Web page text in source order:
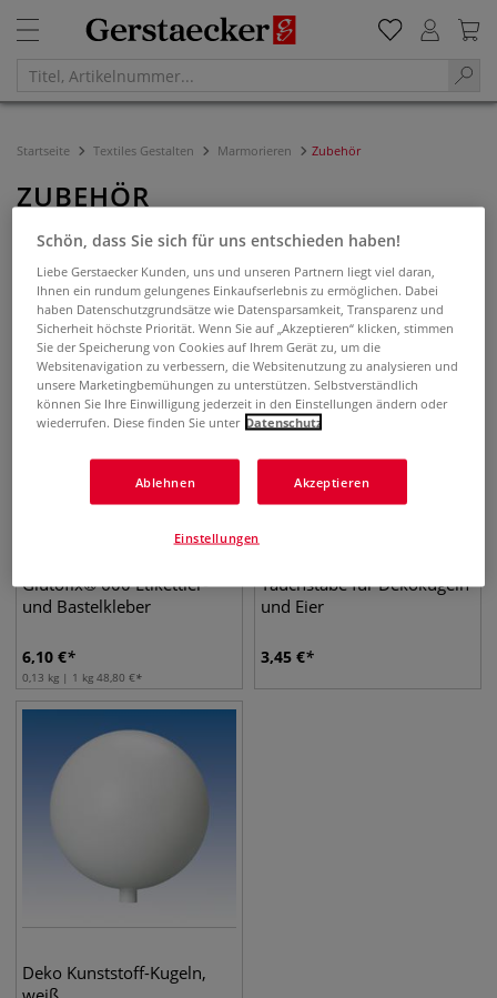
Startseite Textiles Gestalten Marmorieren Zubehör
ZUBEHÖR
Filtern & Sortieren
Glutofix® 600 Etikettier-
und Bastelkleber
6,10 €
0,13 kg | 1 kg 48,80 €
Tauchstäbe für Dekokugeln
und Eier
3,45 €
Deko Kunststoff-Kugeln,
Schön, dass Sie sich für uns entschieden haben!
Liebe Gerstaecker Kunden, uns und unseren Partnern liegt viel daran,
Ihnen ein rundum gelungenes Einkaufserlebnis zu ermöglichen. Dabei
haben Datenschutzgrundsätze wie Datensparsamkeit, Transparenz und
Sicherheit höchste Priorität. Wenn Sie auf „Akzeptieren“ klicken, stimmen
Sie der Speicherung von Cookies auf Ihrem Gerät zu, um die
Websitenavigation zu verbessern, die Websitenutzung zu analysieren und
unsere Marketingbemühungen zu unterstützen. Selbstverständlich
können Sie Ihre Einwilligung jederzeit in den Einstellungen ändern oder
wiederrufen. Diese finden Sie unter Datenschutz
Ablehnen Akzeptieren
Einstellungen